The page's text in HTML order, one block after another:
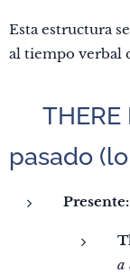
Esta estructura
al tiempo verbal
pasado
Presente:
a